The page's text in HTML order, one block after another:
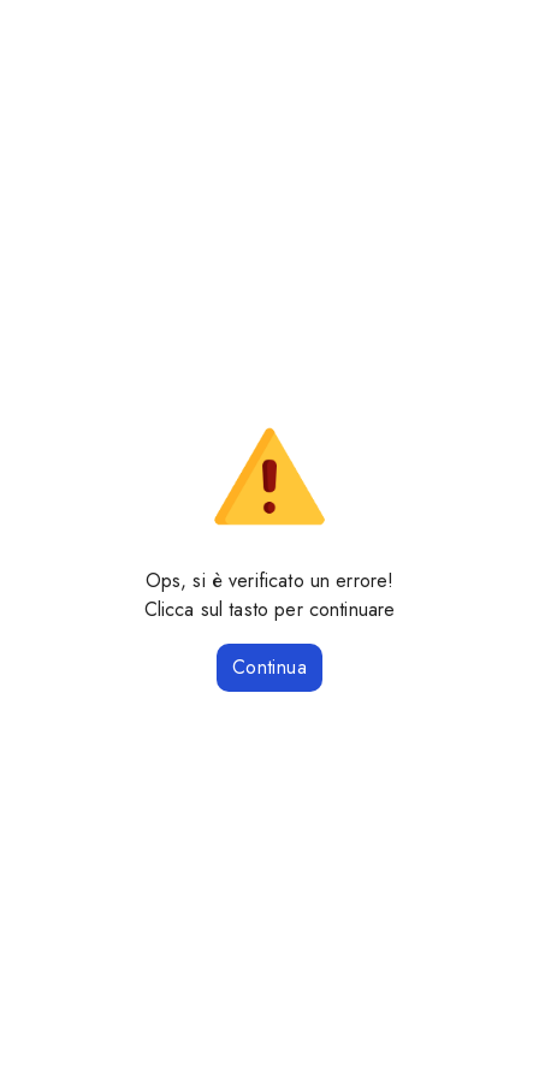
Ops, si è verificato un errore!
Clicca sul tasto per continuare
Continua